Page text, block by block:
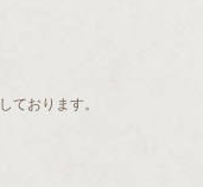
ております。